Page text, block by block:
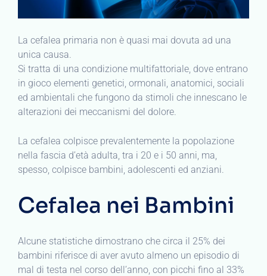
La cefalea primaria non è quasi mai dovuta ad una
unica causa.
Si tratta di una condizione multifattoriale, dove entrano
in gioco elementi genetici, ormonali, anatomici, sociali
ed ambientali che fungono da stimoli che innescano le
alterazioni dei meccanismi del dolore.
La cefalea colpisce prevalentemente la popolazione
nella fascia d’età adulta, tra i 20 e i 50 anni, ma,
spesso, colpisce bambini, adolescenti ed anziani.
Cefalea nei Bambini
Alcune statistiche dimostrano che circa il 25% dei
bambini riferisce di aver avuto almeno un episodio di
mal di testa nel corso dell’anno, con picchi fino al 33%